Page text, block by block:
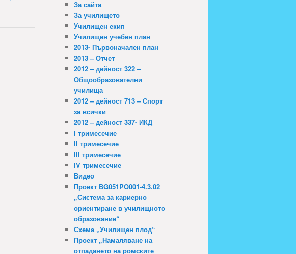
За сайта
За училището
Училищен екип
Училищен учебен план
2013- Първоначален план
2013 – Отчет
2012 – дейност 322 –
Общообразователни
училища
2012 – дейност 713 – Спорт
за всички
2012 – дейност 337- ИКД
I тримесечие
II тримесечие
III тримесечие
IV тримесечие
Видео
Проект BG051PO001-4.3.02
„Система за кариерно
ориентиране в училищното
образование“
Схема „Училищен плод“
Проект „Намаляване на
отпадането на ромските